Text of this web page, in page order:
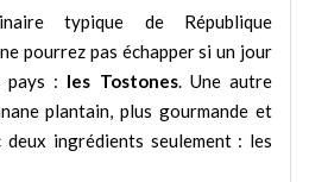
typique de République
pourrez pas échapper si un jour
pays : les Tostones. Une autre
plantain, plus gourmande et
ingrédients seulement : les